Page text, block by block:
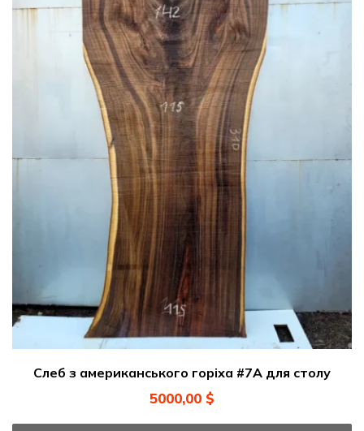
Слеб з американського горіха #7А для столу
5000,00 $